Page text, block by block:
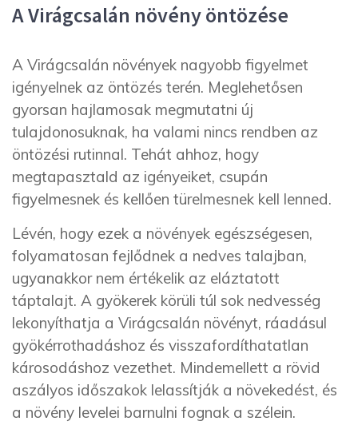
A Virágcsalán növény öntözése
A Virágcsalán növények nagyobb figyelmet
igényelnek az öntözés terén. Meglehetősen
gyorsan hajlamosak megmutatni új
tulajdonosuknak, ha valami nincs rendben az
öntözési rutinnal. Tehát ahhoz, hogy
megtapasztald az igényeiket, csupán
figyelmesnek és kellően türelmesnek kell lenned.
Lévén, hogy ezek a növények egészségesen,
folyamatosan fejlődnek a nedves talajban,
ugyanakkor nem értékelik az eláztatott
táptalajt. A gyökerek körüli túl sok nedvesség
lekonyíthatja a Virágcsalán növényt, ráadásul
gyökérrothadáshoz és visszafordíthatatlan
károsodáshoz vezethet. Mindemellett a rövid
aszályos időszakok lelassítják a növekedést, és
a növény levelei barnulni fognak a szélein.